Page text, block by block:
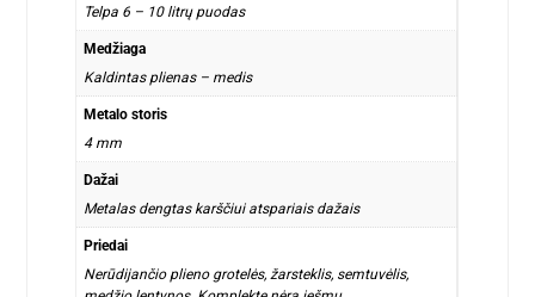
Telpa 6 – 10 litrų puodas
Medžiaga
Kaldintas plienas – medis
Metalo storis
4 mm
Dažai
Metalas dengtas karščiui atspariais dažais
Priedai
Nerūdijančio plieno grotelės, žarsteklis, semtuvėlis,